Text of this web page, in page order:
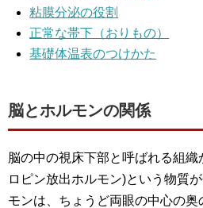
粘膜分泌の役割
正常な帯下（おりもの）
基礎体温表のつけかた
脳とホルモンの関係
脳の中の視床下部と呼ばれる組織
ロピン放出ホルモン)という物質
モンは、ちょうど両眼の中心の奥